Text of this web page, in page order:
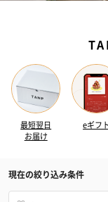
最短翌日
お届け
eギフ
現在の絞り込み条件